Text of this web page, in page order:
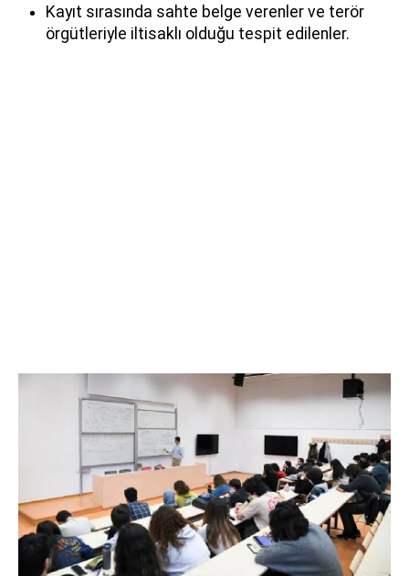
Kayıt sırasında sahte belge verenler ve terör
örgütleriyle iltisaklı olduğu tespit edilenler.